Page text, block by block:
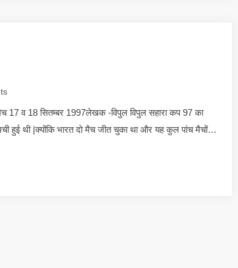
17 व 18 सितम्बर 1997लेखक -विपुल विपुल सहारा कप 97 का
हुई थी |क्योंकि भारत दो मैच जीत चुका था और यह कुल पांच मैचों…